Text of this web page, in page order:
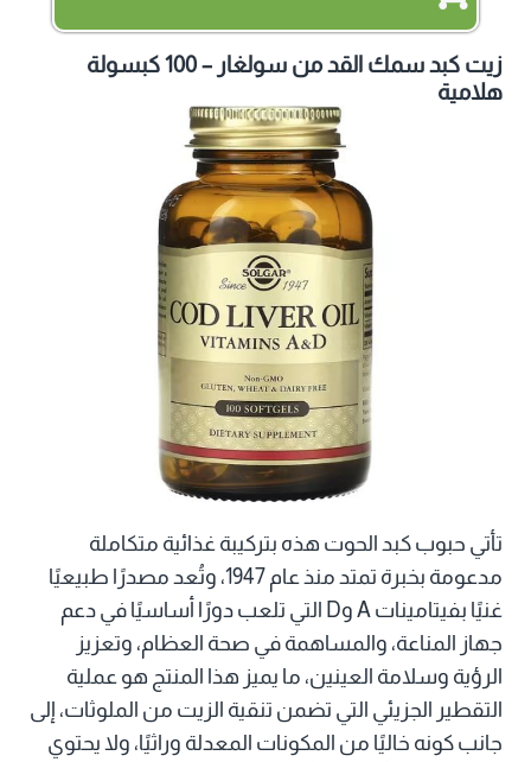
زيت كبد سمك القد من سولغار – 100 كبسولة
هلامية
تأتي حبوب كبد الحوت هذه بتركيبة غذائية متكاملة
مدعومة بخبرة تمتد منذ عام 1947، وتُعد مصدرًا طبيعيًا
غنيًا بفيتامينات A وD التي تلعب دورًا أساسيًا في دعم
جهاز المناعة، والمساهمة في صحة العظام، وتعزيز
الرؤية وسلامة العينين، ما يميز هذا المنتج هو عملية
التقطير الجزيئي التي تضمن تنقية الزيت من الملوثات، إلى
جانب كونه خاليًا من المكونات المعدلة وراثيًا، ولا يحتوي